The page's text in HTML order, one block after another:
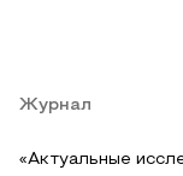
Журнал
«Актуальные